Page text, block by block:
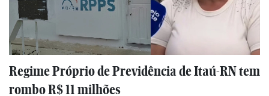
Regime Próprio de Previdência de Itaú-RN tem
rombo R$ 11 milhões